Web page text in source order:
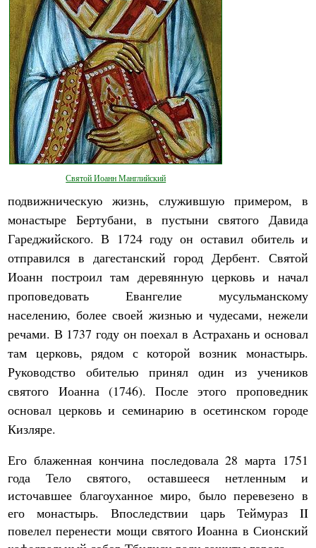
Святой Иоанн Манглийский
подвижническую жизнь, служившую примером, в
монастыре Бертубани, в пустыни святого Давида
Гареджийского. В 1724 году он оставил обитель и
отправился в дагестанский город Дербент. Святой
Иоанн построил там деревянную церковь и начал
проповедовать Евангелие мусульманскому
населению, более своей жизнью и чудесами, нежели
речами. В 1737 году он поехал в Астрахань и основал
там церковь, рядом с которой возник монастырь.
Руководство обителью принял один из учеников
святого Иоанна (1746). После этого проповедник
основал церковь и семинарию в осетинском городе
Кизляре.
Его блаженная кончина последовала 28 марта 1751
года Тело святого, оставшееся нетленным и
источавшее благоуханное миро, было перевезено в
его монастырь. Впоследствии царь Теймураз II
повелел перенести мощи святого Иоанна в Сионский